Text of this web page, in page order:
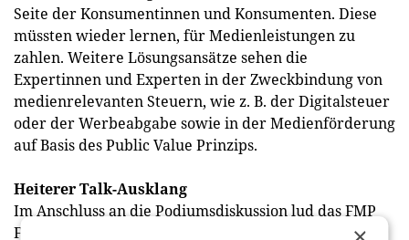
Seite der Konsumentinnen und Konsumenten. Diese
müssten wieder lernen, für Medienleistungen zu
zahlen. Weitere Lösungsansätze sehen die
Expertinnen und Experten in der Zweckbindung von
medienrelevanten Steuern, wie z. B. der Digitalsteuer
oder der Werbeabgabe sowie in der Medienförderung
auf Basis des Public Value Prinzips.
Heiterer Talk-Ausklang
Im Anschluss an die Podiumsdiskussion lud das FMP
Forum Media Planung zum alljährlichen